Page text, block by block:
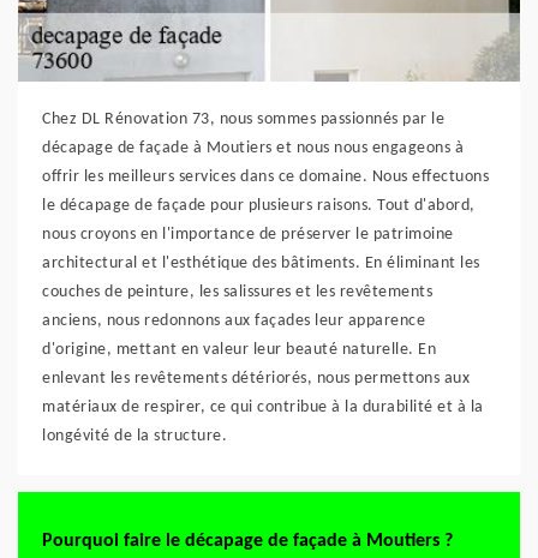
Chez DL Rénovation 73, nous sommes passionnés par le
décapage de façade à Moutiers et nous nous engageons à
offrir les meilleurs services dans ce domaine. Nous effectuons
le décapage de façade pour plusieurs raisons. Tout d'abord,
nous croyons en l'importance de préserver le patrimoine
architectural et l'esthétique des bâtiments. En éliminant les
couches de peinture, les salissures et les revêtements
anciens, nous redonnons aux façades leur apparence
d'origine, mettant en valeur leur beauté naturelle. En
enlevant les revêtements détériorés, nous permettons aux
matériaux de respirer, ce qui contribue à la durabilité et à la
longévité de la structure.
Pourquoi faire le décapage de façade à Moutiers ?